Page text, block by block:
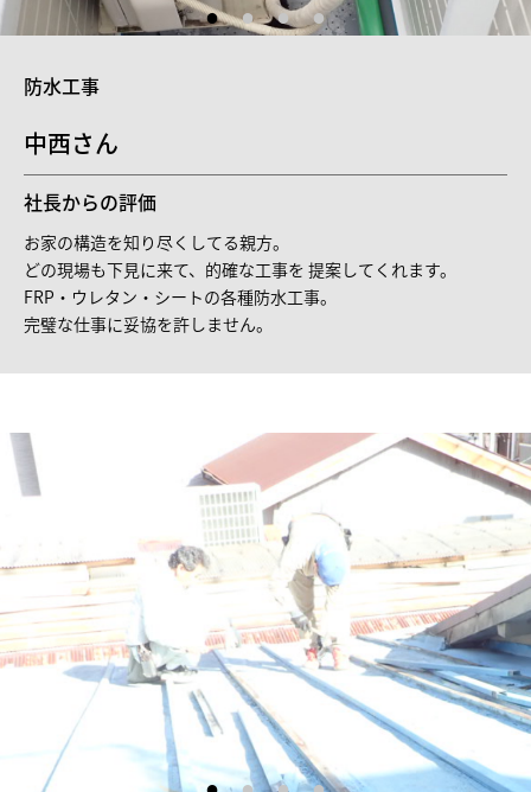
防水工事
中西さん
社長からの評価
お家の構造を知り尽くしてる親方。
どの現場も下見に来て、的確な工事を 提案してくれます。
FRP・ウレタン・シートの各種防水工事。
完璧な仕事に妥協を許しません。